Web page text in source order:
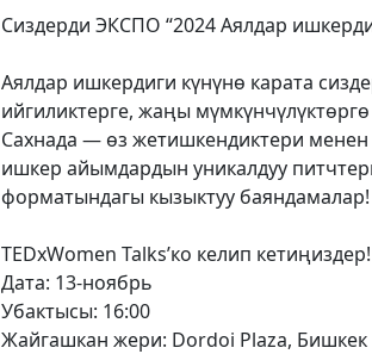
Сиздерди ЭКСПО “2024 Аялдар
Аялдар ишкердиги күнүнө карата
ийгиликтерге, жаңы
Сахнада — өз жетишкендиктери менен
ишкер айымдардын уникалдуу
форматындагы кызыктуу баяндамалар!
TEDxWomen Talks’ко келип кетиңиздер!
Дата: 13-ноябрь
Убактысы: 16:00
Жайгашкан жери: Dordoi Plaza, Бишкек